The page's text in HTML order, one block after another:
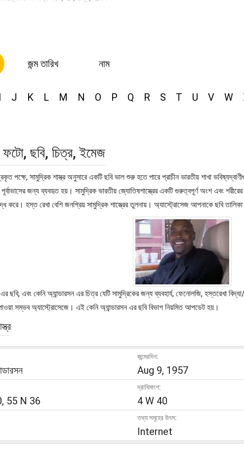
জন্ম তারিখ নাম
I J K L M N O P Q R S T U V W
ফটো, ছবি, চিত্র, ইমেজ
সামুদ্রিক শাস্ত্র অনুসারে একটি ছবি ভাল শুরু হতে পারে প্রাচীন ভারতীয় শাখা
জন্য ব্যবহৃত হয়। সামুদ্রিক ভারতীয় জ্যোতিষশাস্ত্রের একটি গুরুত্বপূর্ণ অংশ এবং
করে। হস্ত রেখা বেশি জনপ্রিয় সামুদ্রিক শাস্ত্রের তুলনায়। অ্যাস্ট্রোসেজ আপনাকে ছবি
ছবি, এবং কেনি অ্যান্ডারসন এর চিত্র যেটি সামুদ্রিকের জন্য ব্যবহার্য, ফেনোলজি, হস্তরেখা
সম্ভব অ্যাস্ট্রোসেজে। এই কেনি অ্যান্ডারসন এর ছবি বিভাগ নিয়মিত আপডেট হয়।
জন্মেরদিন:
Aug 9, 1957
55 N 36
দ্রাঘিমাংশ:
4 W 40
তথ্য সমূহের উৎস:
Internet